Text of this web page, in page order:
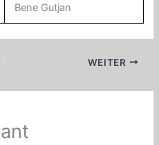
Bene Gutjan
WEITER